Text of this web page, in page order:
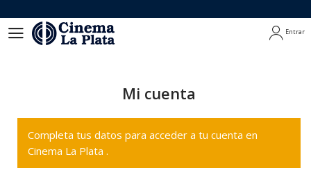
Entrar
Mi cuenta
Completa tus datos para acceder a tu cuenta en
Cinema La Plata .